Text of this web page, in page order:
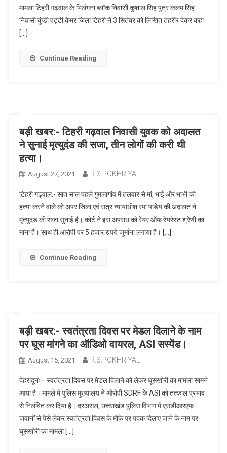
मामला टिहरी गढ़वाल के भिलंगना ब्लॉक निवासी कुशाल सिंह पुत्र कलम सिंह
निवासी कुंडी पट्टी केमर जिला टिहरी ने 3 सितंबर को लिखित तहरीर देकर कहा
[…]
Continue Reading
बड़ी खबर:- टिहरी गढ़वाल निवासी युवक को अदालत
ने सुनाई मृत्युदंड की सजा, तीन लोगों की करी थी
हत्या।
August 27, 2021 R.S.POKHRIYAL
टिहरी गढ़वाल:- सात साल पहले गुमलागांव में तलवार से मां, भाई और भाभी की
हत्या करने वाले को अपर जिला एवं सत्र न्यायाधीश रमा पांडेय की अदालत ने
मृत्युदंड की सजा सुनाई है। कोर्ट ने इस अपराध को रेयर ऑफ रेयरेस्ट श्रेणी का
माना है। साथ ही आरोपी पर 5 हजार रुपये जुर्माना लगाया है। […]
Continue Reading
बड़ी खबर:- स्वतंत्रता दिवस पर मेडल दिलाने के नाम
पर घूस मांगने का ऑडिओ वायरल, ASI सस्पेंड।
August 15, 2021 R.S.POKHRIYAL
देहरादूनः– स्वतंत्रता दिवस पर मेडल दिलाने को लेकर घूसखोरी का मामला सामने
आया है। मामले में पुलिस मुख्यालय ने ओरोपी SDRF के ASI को तत्काल प्रभाव
से निलंबित कर दिया है। दरअसल, उत्तराखंड पुलिस विभाग में एसडीआरएफ
जवानों से पैसे लेकर स्वतंत्रता दिवस के मौके पर पदक दिलाए जाने के नाम पर
घूसखोरी का मामला […]